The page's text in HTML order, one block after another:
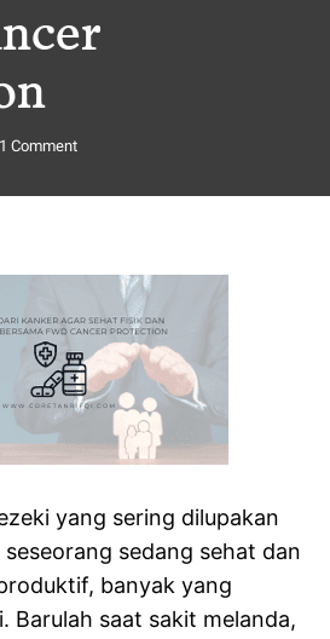
1 Comment
yang sering dilupakan
sedang sehat dan
banyak yang
Barulah saat sakit melanda,